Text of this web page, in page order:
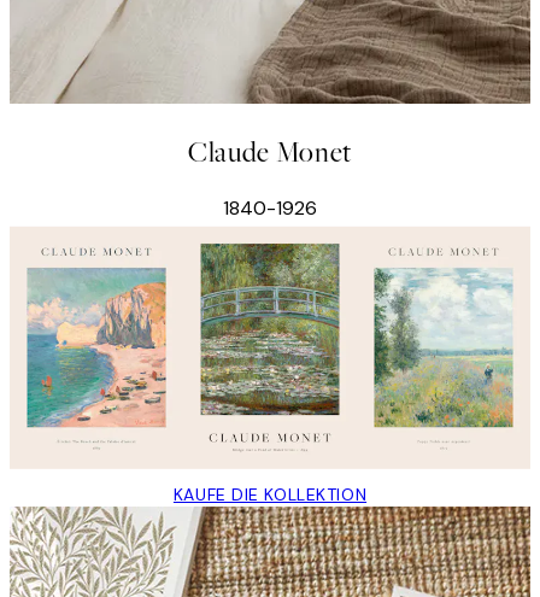
Claude Monet
1840-1926
KAUFE DIE KOLLEKTION